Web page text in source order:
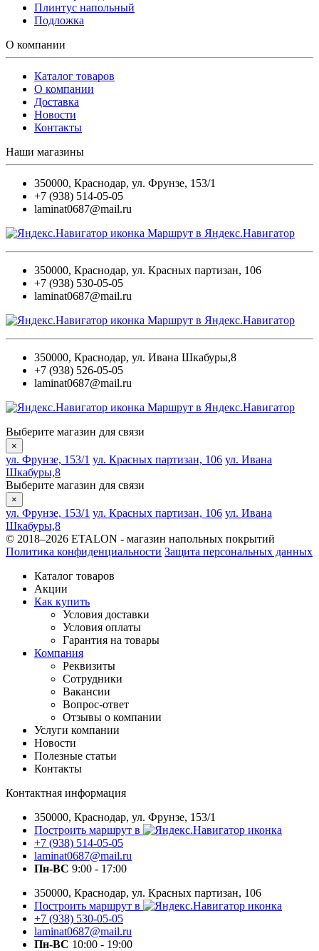
Плинтус напольный
Подложка
О компании
Каталог товаров
О компании
Доставка
Новости
Контакты
Наши магазины
350000, Краснодар, ул. Фрунзе, 153/1
+7 (938) 514-05-05
laminat0687@mail.ru
Маршрут в Яндекс.Навигатор
350000, Краснодар, ул. Красных партизан, 106
+7 (938) 530-05-05
laminat0687@mail.ru
Маршрут в Яндекс.Навигатор
350000, Краснодар, ул. Ивана Шкабуры,8
+7 (938) 526-05-05
laminat0687@mail.ru
Маршрут в Яндекс.Навигатор
Выберите магазин для связи
×
ул. Фрунзе, 153/1 ул. Красных партизан, 106 ул. Ивана
Шкабуры,8
Выберите магазин для связи
×
ул. Фрунзе, 153/1 ул. Красных партизан, 106 ул. Ивана
Шкабуры,8
© 2018–2026 ETALON - магазин напольных покрытий
Политика конфиденциальности Защита персональных данных
Каталог товаров
Акции
Как купить
Условия доставки
Условия оплаты
Гарантия на товары
Компания
Реквизиты
Сотрудники
Вакансии
Вопрос-ответ
Отзывы о компании
Услуги компании
Новости
Полезные статьи
Контакты
Контактная информация
350000, Краснодар, ул. Фрунзе, 153/1
Построить маршрут в
+7 (938) 514-05-05
laminat0687@mail.ru
Пн-ВС 9:00 - 17:00
350000, Краснодар, ул. Красных партизан, 106
Построить маршрут в
+7 (938) 530-05-05
laminat0687@mail.ru
Пн-ВС 10:00 - 19:00